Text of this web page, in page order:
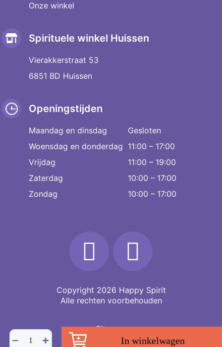
Aventurijn
In winkelwagen
Onze winkel
Spirituele winkel Huissen
Vierakkerstraat 53
6851 BD Huissen
Openingstijden
Maandag en dinsdag
Gesloten
Woensdag en donderdag 11:00 – 17:00
Vrijdag
11:00 – 19:00
Zaterdag
10:00 – 17:00
Zondag
10:00 – 17:00
Copyright 2026 Happy Spirit
Alle rechten voorbehouden
Sitemap